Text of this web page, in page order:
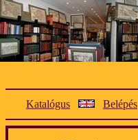
Katalógus Belépés